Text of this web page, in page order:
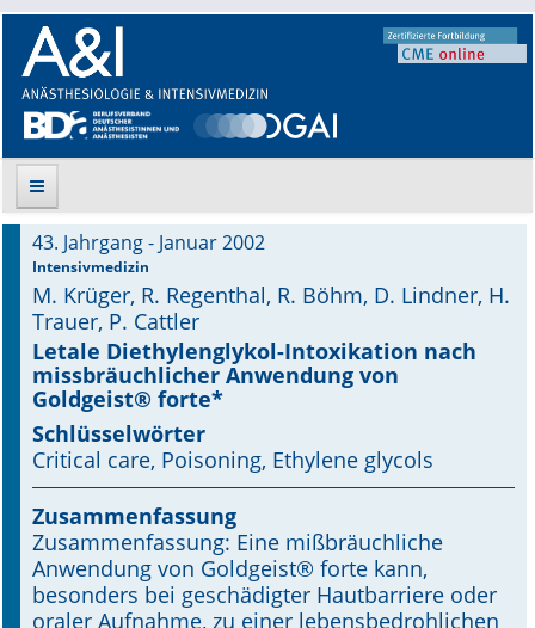
Suche
Aktuelle Ausgabe
Leitlinien
Archiv
Supplements
Supplements OrphanAnesthesia
Online First
43. Jahrgang - Januar 2002
Intensivmedizin
M. Krüger, R. Regenthal, R. Böhm, D. Lindner, H.
Trauer, P. Cattler
Letale Diethylenglykol-Intoxikation nach
missbräuchlicher Anwendung von
Goldgeist® forte*
Schlüsselwörter
Critical care, Poisoning, Ethylene glycols
Zusammenfassung
Zusammenfassung: Eine mißbräuchliche
Anwendung von Goldgeist® forte kann,
besonders bei geschädigter Hautbarriere oder
oraler Aufnahme, zu einer lebensbedrohlichen